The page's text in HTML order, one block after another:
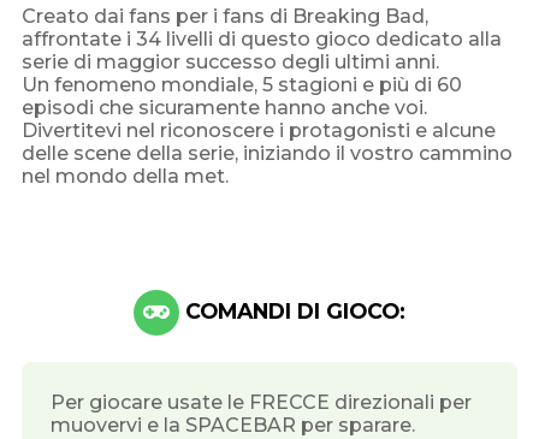
Creato dai fans per i fans di Breaking Bad,
affrontate i 34 livelli di questo gioco dedicato alla
serie di maggior successo degli ultimi anni.
Un fenomeno mondiale, 5 stagioni e più di 60
episodi che sicuramente hanno anche voi.
Divertitevi nel riconoscere i protagonisti e alcune
delle scene della serie, iniziando il vostro cammino
nel mondo della met.
COMANDI DI GIOCO:
Per giocare usate le FRECCE direzionali per
muovervi e la SPACEBAR per sparare.